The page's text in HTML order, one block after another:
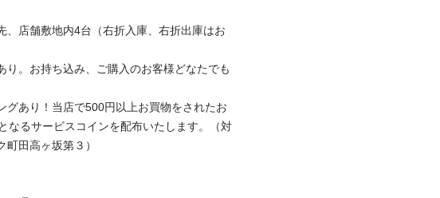
、店舗敷地内4台（右折入庫、右折出庫はお
り。お持ち込み、ご購入のお客様どなたでも
グあり！当店で500円以上お買物をされたお
なるサービスコインを配布いたします。（対
田高ヶ坂第３）